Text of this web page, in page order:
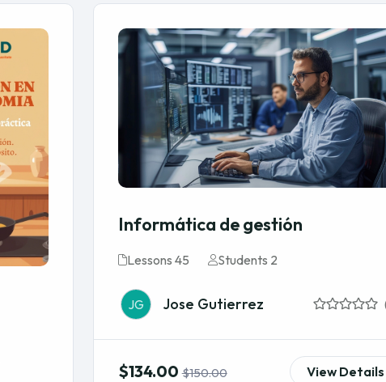
Informática de gestión
Lessons 45 Students 2
JG Jose Gutierrez
$134.00 $150.00 View Details